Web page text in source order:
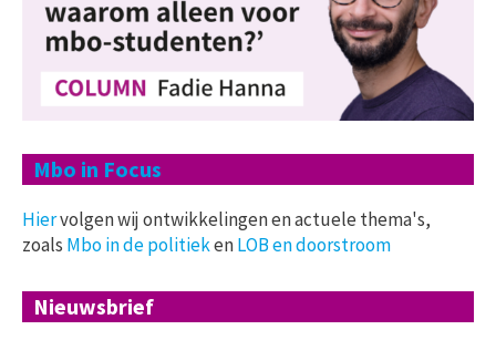
Mbo in Focus
Hiervolgen wij ontwikkelingen en actuele thema's,
zoals Mbo in de politiekenLOB en doorstroom
Nieuwsbrief